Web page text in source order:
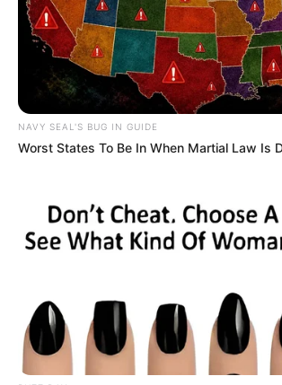
NAVY SEAL'S BUG IN GUIDE
Worst States To Be In When Martial Law Is